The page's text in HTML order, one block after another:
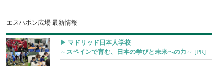
エスハポン広場 最新情報
▶︎ マドリッド日本人学校
～スペインで育む、日本の学びと未来への力～ [PR]